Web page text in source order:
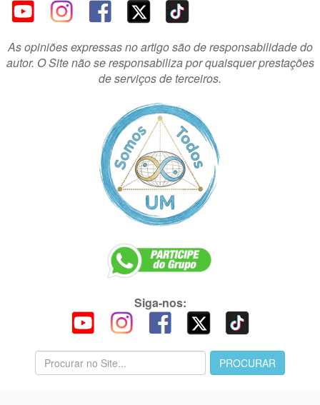
As opiniões expressas no artigo são de responsabilidade do
autor. O Site não se responsabiliza por quaisquer prestações
de serviços de terceiros.
Siga-nos: